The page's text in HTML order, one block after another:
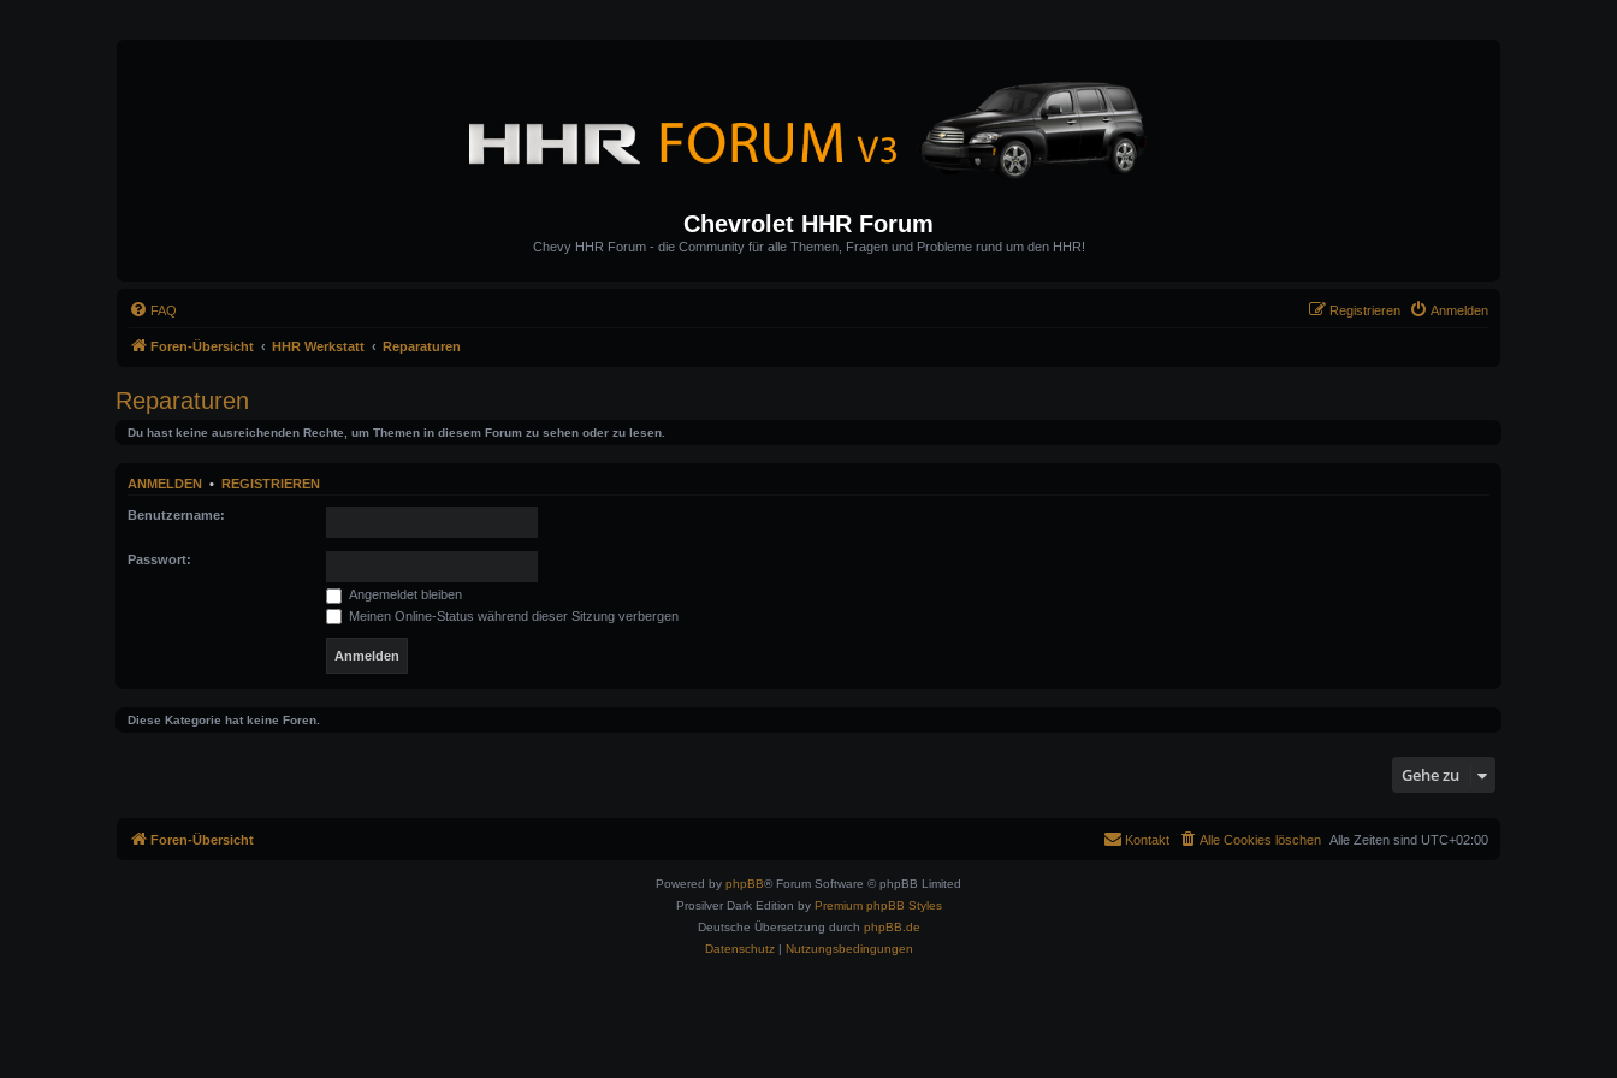
Chevrolet HHR Forum
Chevy HHR Forum - die Community für alle Themen, Fragen und Probleme rund um den HHR!
FAQ Anmelden
Registrieren
Foren-Übersicht HHR Werkstatt Reparaturen
Reparaturen
Du hast keine ausreichenden Rechte, um Themen in diesem Forum zu sehen oder zu lesen.
ANMELDEN • REGISTRIEREN
Benutzername:
Passwort:
Angemeldet bleiben
Meinen Online-Status während dieser Sitzung verbergen
Diese Kategorie hat keine Foren.
Gehe zu
Foren-Übersicht Alle Zeiten sind UTC+02:00
Alle Cookies löschen
Kontakt
Powered by phpBB® Forum Software © phpBB Limited
Prosilver Dark Edition by Premium phpBB Styles
Deutsche Übersetzung durch phpBB.de
Datenschutz| Nutzungsbedingungen